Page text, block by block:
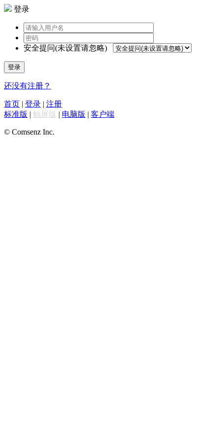
登录
安全提问(未设置请忽略)
登录
还没有注册？
首页 | 登录 | 注册
标准版 | 触屏版 | 电脑版 | 客户端
© Comsenz Inc.